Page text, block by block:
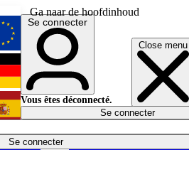
Ga naar de hoofdinhoud
Close menu
Se connecter
Économie
English
Deutsch
Español
Se connecter
Vous êtes déconnecté.
Se connecter